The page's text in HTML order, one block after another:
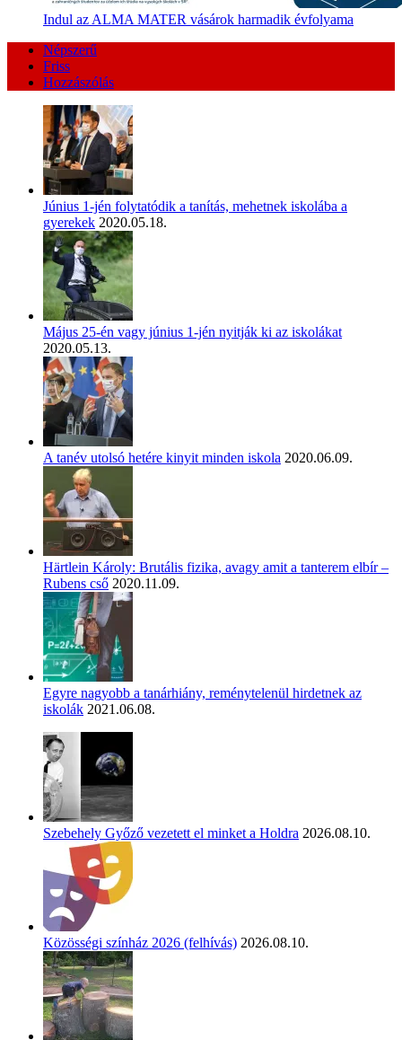
Indul az ALMA MATER vásárok harmadik évfolyama
Népszerű
Friss
Hozzászólás
Június 1-jén folytatódik a tanítás, mehetnek iskolába a
gyerekek 2020.05.18.
Május 25-én vagy június 1-jén nyitják ki az iskolákat
2020.05.13.
A tanév utolsó hetére kinyit minden iskola 2020.06.09.
Härtlein Károly: Brutális fizika, avagy amit a tanterem elbír –
Rubens cső 2020.11.09.
Egyre nagyobb a tanárhiány, reménytelenül hirdetnek az
iskolák 2021.06.08.
Szebehely Győző vezetett el minket a Holdra 2026.08.10.
Közösségi színház 2026 (felhívás) 2026.08.10.